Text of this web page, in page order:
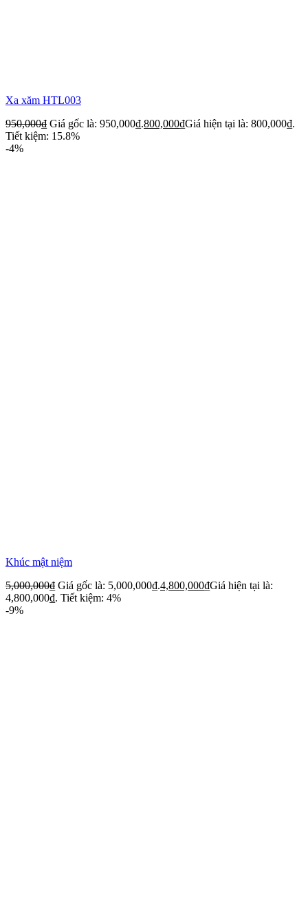
Xa xăm HTL003
950,000₫ Giá gốc là: 950,000₫.800,000₫Giá hiện tại là: 800,000₫.
Tiết kiệm: 15.8%
-4%
Khúc mật niệm
5,000,000₫ Giá gốc là: 5,000,000₫.4,800,000₫Giá hiện tại là:
4,800,000₫. Tiết kiệm: 4%
-9%